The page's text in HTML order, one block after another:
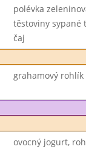
polévka
těstoviny sypané
čaj
grahamový rohlík
ovocný jogurt,